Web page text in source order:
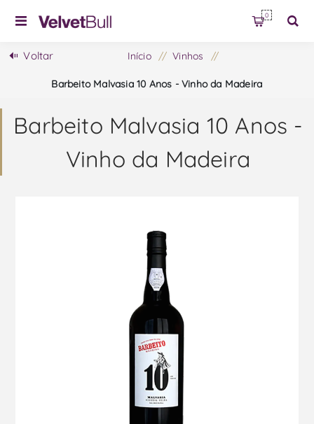
0
Voltar Início / Vinhos /
Barbeito Malvasia 10 Anos - Vinho da Madeira
Barbeito Malvasia 10 Anos -
Vinho da Madeira